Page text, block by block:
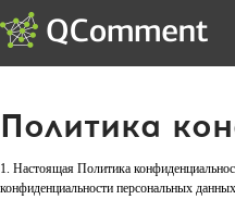
Политика
1. Настоящая Политика
конфиденциальности персональных